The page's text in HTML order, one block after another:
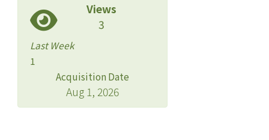
Views
3
Last Week
1
Acquisition Date
Aug 1, 2026